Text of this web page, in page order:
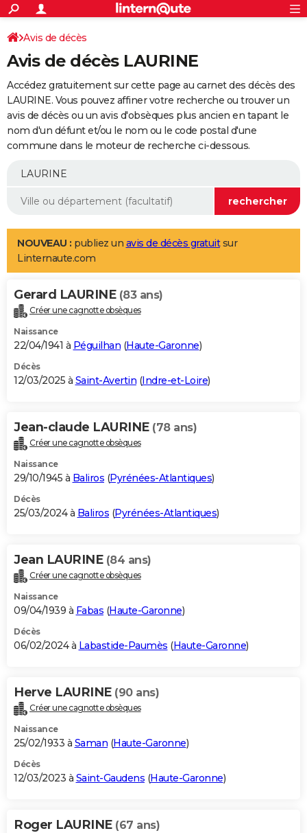
ACTUALITÉS
Politique
Société
Faits Divers
Education
Monde
Villes
+
SPORT
Coupe du monde 2026
Football
Tennis
Cyclisme
Rugby
Forum
Programme TV
TNTStreaming
Cinéma
Sorties cinéma
Musique
+
FINANCE
Retraite
Epargne
Immobilier
Risques naturels par ville
Banque
Assurance
AUTO
Essais
Réserver un essai
Citadines
Berlines
SUV
Forum auto
+
Mobiles
Meilleur smartphone
Internet
Ordinateurs
Jeux vidéo
Guide high-tech
Aménagement intérieur
LIFESTYLE
Art de vivre
Bien-être
Loisirs
Mode
Modes de vie
Alimentation
Guide de la santé
Maladies
Médicaments
Sommeil
VOYAGE
Destinations
City break
Voyage nature
Voyage de noces
Forum
Climat
+PHOTO
GUIDES D'ACHAT
BONS PLANS
Carte de Noël
Carte Bonne année
Carte Saint-Valentin
Carte Pâques
Carte d'anniversaire
DICTIONNAIRE
Dictionnaire
Biographies
Citations
Expressions
Proverbes
PROGRAMME TV
S'inscrire
Se connecter
Lycées
Collèges
Primaires
Universités
Entreprises
Service militaire
Avis de recherche
AVIS DE DÉCÈS
Bricolage
Lifestyle
Culture
Sport
Auto
Television
Voyage
Cinema
Avis de décès
Avis de décès LAURINE
Accédez gratuitement sur cette page au carnet des décès des
LAURINE. Vous pouvez affiner votre recherche ou trouver un
avis de décès ou un avis d'obsèques plus ancien en tapant le
nom d'un défunt et/ou le nom ou le code postal d'une
commune dans le moteur de recherche ci-dessous.
NOUVEAU : publiez un avis de décès gratuitsur
Linternaute.com
Gerard LAURINE (83 ans)
Créer une cagnotte obsèques
Naissance
22/04/1941 à Péguilhan (Haute-Garonne)
Décès
12/03/2025 à Saint-Avertin (Indre-et-Loire)
Jean-claude LAURINE (78 ans)
Créer une cagnotte obsèques
Naissance
29/10/1945 à Baliros (Pyrénées-Atlantiques)
Décès
25/03/2024 à Baliros (Pyrénées-Atlantiques)
Jean LAURINE (84 ans)
Créer une cagnotte obsèques
Naissance
09/04/1939 à Fabas (Haute-Garonne)
Décès
06/02/2024 à Labastide-Paumès (Haute-Garonne)
Herve LAURINE (90 ans)
Créer une cagnotte obsèques
Naissance
25/02/1933 à Saman (Haute-Garonne)
Décès
12/03/2023 à Saint-Gaudens (Haute-Garonne)
Roger LAURINE (67 ans)